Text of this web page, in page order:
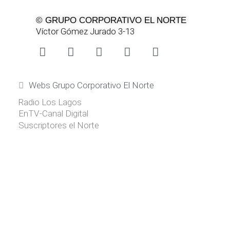
© GRUPO CORPORATIVO EL NORTE
Víctor Gómez Jurado 3-13
Webs Grupo Corporativo El Norte
Radio Los Lagos
EnTV-Canal Digital
Suscriptores el Norte